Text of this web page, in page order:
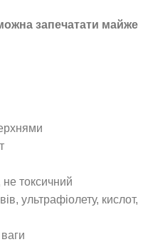
запечатати майже
токсичний
ультрафіолету, кислот,